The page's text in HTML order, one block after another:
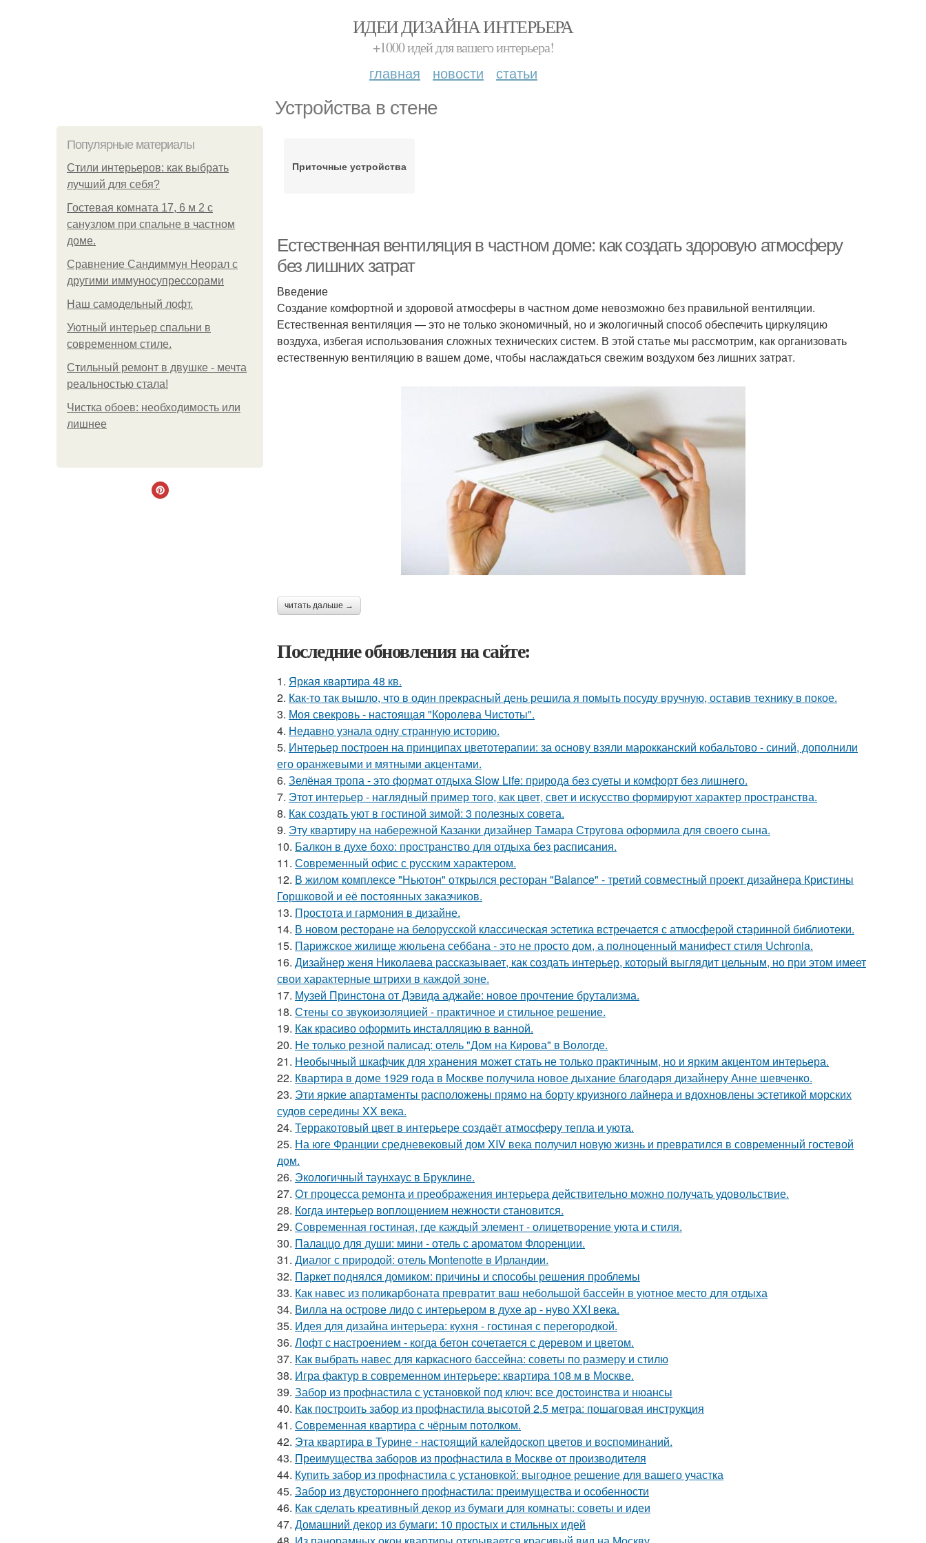
ИДЕИ ДИЗАЙНА ИНТЕРЬЕРА
+1000 идей для вашего интерьера!
главная новости статьи
Устройства в стене
Популярные материалы
Стили интерьеров: как выбрать
лучший для себя?
Гостевая комната 17, 6 м 2 с
санузлом при спальне в частном
доме.
Сравнение Сандиммун Неорал с
другими иммуносупрессорами
Наш самодельный лофт.
Уютный интерьер спальни в
современном стиле.
Стильный ремонт в двушке - мечта
реальностью стала!
Чистка обоев: необходимость или
лишнее
Приточные устройства
Естественная вентиляция в частном доме: как создать здоровую атмосферу
без лишних затрат
Введение
Создание комфортной и здоровой атмосферы в частном доме невозможно без правильной вентиляции.
Естественная вентиляция — это не только экономичный, но и экологичный способ обеспечить циркуляцию
воздуха, избегая использования сложных технических систем. В этой статье мы рассмотрим, как организовать
естественную вентиляцию в вашем доме, чтобы наслаждаться свежим воздухом без лишних затрат.
читать дальше →
Последние обновления на сайте:
1. Яркая квартира 48 кв.
2. Как-то так вышло, что в один прекрасный день решила я помыть посуду вручную, оставив технику в покое.
3. Моя свекровь - настоящая "Королева Чистоты".
4. Недавно узнала одну странную историю.
5. Интерьер построен на принципах цветотерапии: за основу взяли марокканский кобальтово - синий, дополнили
его оранжевыми и мятными акцентами.
6. Зелёная тропа - это формат отдыха Slow Life: природа без суеты и комфорт без лишнего.
7. Этот интерьер - наглядный пример того, как цвет, свет и искусство формируют характер пространства.
8. Как создать уют в гостиной зимой: 3 полезных совета.
9. Эту квартиру на набережной Казанки дизайнер Тамара Стругова оформила для своего сына.
10. Балкон в духе бохо: пространство для отдыха без расписания.
11. Современный офис с русским характером.
12. В жилом комплексе "Ньютон" открылся ресторан "Balance" - третий совместный проект дизайнера Кристины
Горшковой и её постоянных заказчиков.
13. Простота и гармония в дизайне.
14. В новом ресторане на белорусской классическая эстетика встречается с атмосферой старинной библиотеки.
15. Парижское жилище жюльена себбана - это не просто дом, а полноценный манифест стиля Uchronia.
16. Дизайнер женя Николаева рассказывает, как создать интерьер, который выглядит цельным, но при этом имеет
свои характерные штрихи в каждой зоне.
17. Музей Принстона от Дэвида аджайе: новое прочтение брутализма.
18. Стены со звукоизоляцией - практичное и стильное решение.
19. Как красиво оформить инсталляцию в ванной.
20. Не только резной палисад: отель "Дом на Кирова" в Вологде.
21. Необычный шкафчик для хранения может стать не только практичным, но и ярким акцентом интерьера.
22. Квартира в доме 1929 года в Москве получила новое дыхание благодаря дизайнеру Анне шевченко.
23. Эти яркие апартаменты расположены прямо на борту круизного лайнера и вдохновлены эстетикой морских
судов середины XX века.
24. Терракотовый цвет в интерьере создаёт атмосферу тепла и уюта.
25. На юге Франции средневековый дом XIV века получил новую жизнь и превратился в современный гостевой
дом.
26. Экологичный таунхаус в Бруклине.
27. От процесса ремонта и преображения интерьера действительно можно получать удовольствие.
28. Когда интерьер воплощением нежности становится.
29. Современная гостиная, где каждый элемент - олицетворение уюта и стиля.
30. Палаццо для души: мини - отель с ароматом Флоренции.
31. Диалог с природой: отель Montenotte в Ирландии.
32. Паркет поднялся домиком: причины и способы решения проблемы
33. Как навес из поликарбоната превратит ваш небольшой бассейн в уютное место для отдыха
34. Вилла на острове лидо с интерьером в духе ар - нуво XXI века.
35. Идея для дизайна интерьера: кухня - гостиная с перегородкой.
36. Лофт с настроением - когда бетон сочетается с деревом и цветом.
37. Как выбрать навес для каркасного бассейна: советы по размеру и стилю
38. Игра фактур в современном интерьере: квартира 108 м в Москве.
39. Забор из профнастила с установкой под ключ: все достоинства и нюансы
40. Как построить забор из профнастила высотой 2.5 метра: пошаговая инструкция
41. Современная квартира с чёрным потолком.
42. Эта квартира в Турине - настоящий калейдоскоп цветов и воспоминаний.
43. Преимущества заборов из профнастила в Москве от производителя
44. Купить забор из профнастила с установкой: выгодное решение для вашего участка
45. Забор из двустороннего профнастила: преимущества и особенности
46. Как сделать креативный декор из бумаги для комнаты: советы и идеи
47. Домашний декор из бумаги: 10 простых и стильных идей